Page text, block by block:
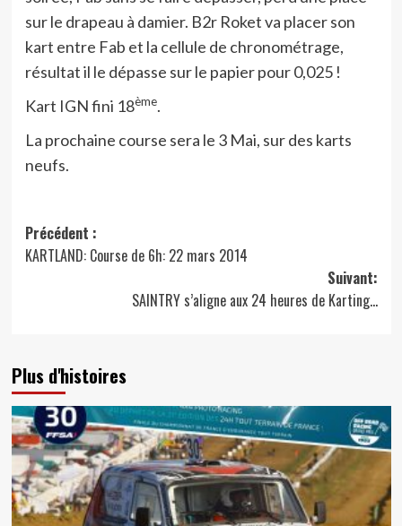
sur le drapeau à damier. B2r Roket va placer son
kart entre Fab et la cellule de chronométrage,
résultat il le dépasse sur le papier pour 0,025 !
Kart IGN fini 18ème.
La prochaine course sera le 3 Mai, sur des karts
neufs.
Navigation
d’article
Précédent :
KARTLAND: Course de 6h: 22 mars 2014
Suivant:
SAINTRY s’aligne aux 24 heures de Karting…
Plus d'histoires